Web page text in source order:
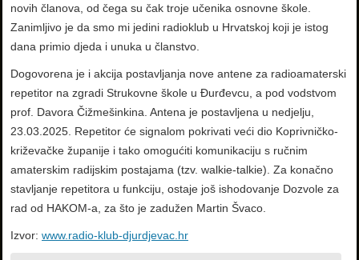
novih članova, od čega su čak troje učenika osnovne škole.
Zanimljivo je da smo mi jedini radioklub u Hrvatskoj koji je istog
dana primio djeda i unuka u članstvo.
Dogovorena je i akcija postavljanja nove antene za radioamaterski
repetitor na zgradi Strukovne škole u Đurđevcu, a pod vodstvom
prof. Davora Čižmešinkina. Antena je postavljena u nedjelju,
23.03.2025. Repetitor će signalom pokrivati veći dio Koprivničko-
križevačke županije i tako omogućiti komunikaciju s ručnim
amaterskim radijskim postajama (tzv. walkie-talkie). Za konačno
stavljanje repetitora u funkciju, ostaje još ishodovanje Dozvole za
rad od HAKOM-a, za što je zadužen Martin Švaco.
Izvor: www.radio-klub-djurdjevac.hr